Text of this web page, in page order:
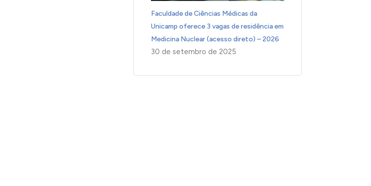
Faculdade de Ciências Médicas da
Unicamp oferece 3 vagas de residência em
Medicina Nuclear (acesso direto) – 2026
30 de setembro de 2025